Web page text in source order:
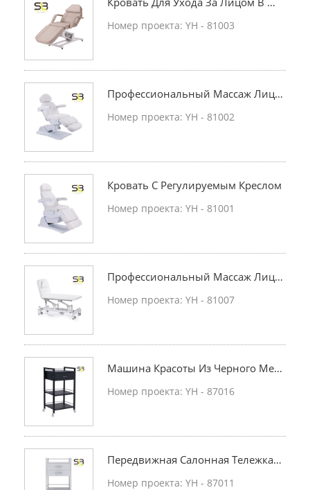
Огофункциональном Спа - Салоне
Номер проекта: YH - 81003
Профессиональный Массаж Лица
Кровать
Номер проекта: YH - 81002
Кровать С Регулируемым Креслом
Номер проекта: YH - 81001
Профессиональный Массаж Лица
Массаж Кровать Косметическое О
Номер проекта: YH - 81007
Машина Красоты Из Черного Мет
Алла На Станции Салон
Номер проекта: YH - 87016
Передвижная Салонная Тележка С
Двумя Ящиками
Номер проекта: YH - 87011